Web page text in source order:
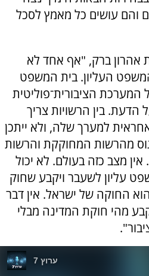
והם עושים כל מאמץ לסכל
אהרון ברק, "אף אחד לא
העליון. בית המשפט
הציבורית־פוליטית
בין הרשויות צריך
למערך שלה, ולא ייתכן
מהרשות המחוקקת והרשות
מצב כזה בעולם. לא יכול
עליון לשעבר ויקבע שחוק
החוקה של ישראל. אין דבר
מהי חוקת המדינה מבלי